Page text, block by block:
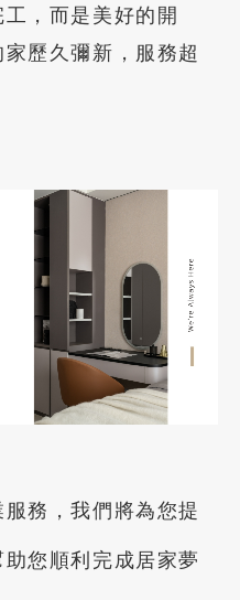
，而是美好的開
歷久彌新，服務超
務，我們將為您提
您順利完成居家夢